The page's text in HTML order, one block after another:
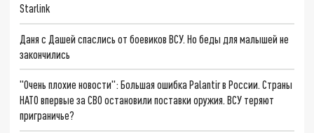
Starlink
Даня с Дашей спаслись от боевиков ВСУ. Но беды для малышей не
закончились
"Очень плохие новости": Большая ошибка Palantir в России. Страны
НАТО впервые за СВО остановили поставки оружия. ВСУ теряют
приграничье?